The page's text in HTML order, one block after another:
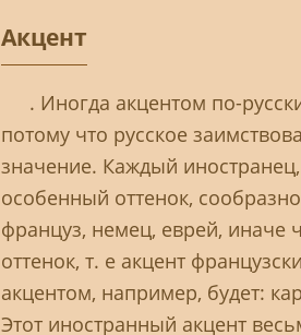
Акцент
. Иногда акцентом по-
потому что русское
значение. Каждый
особенный оттенок,
француз, немец, еврей, иначе
оттенок, т. е акцент
акцентом, например, будет:
Этот иностранный акцент